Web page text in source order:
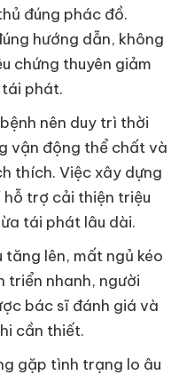
đúng phác đồ.
hướng dẫn, không
chứng thuyên giảm
phát.
nên duy trì thời
vận động thể chất và
thích. Việc xây dựng
hỗ trợ cải thiện triệu
tái phát lâu dài.
tăng lên, mất ngủ kéo
triển nhanh, người
bác sĩ đánh giá và
cần thiết.
gặp tình trạng lo âu